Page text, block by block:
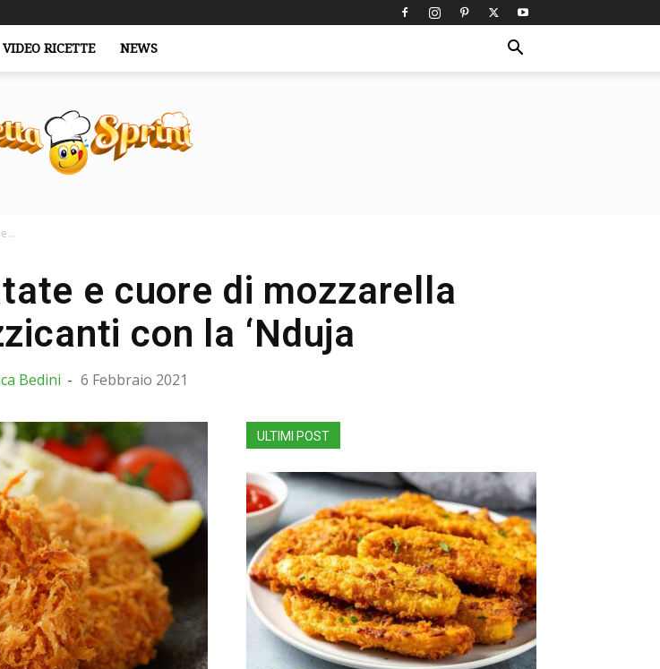
VIDEO RICETTE NEWS
e cuore di mozzarella
con la ‘Nduja
Bedini - 6 Febbraio 2021
ULTIMI POST